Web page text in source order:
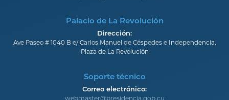
Palacio de La Revolución
Dirección:
Ave Paseo # 1040 B e/ Carlos Manuel de Céspedes e Independencia,
Plaza de La Revolución
Soporte técnico
Correo electrónico:
webmaster@presidencia.gob.cu